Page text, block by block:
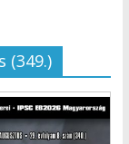
(349.)